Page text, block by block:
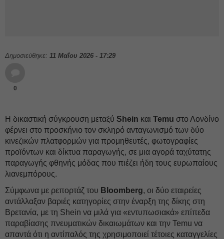
Δημοσιεύθηκε: 11 Μαΐου 2026 - 17:29
0
Η δικαστική σύγκρουση μεταξύ Shein και Temu στο Λονδίνο
φέρνει στο προσκήνιο τον σκληρό ανταγωνισμό των δύο
κινεζικών πλατφορμών για προμηθευτές, φωτογραφίες
προϊόντων και δίκτυα παραγωγής, σε μια αγορά ταχύτατης
παραγωγής φθηνής μόδας που πιέζει ήδη τους ευρωπαίους
λιανεμπόρους.
Σύμφωνα με ρεπορτάζ του Bloomberg, οι δύο εταιρείες
αντάλλαξαν βαριές κατηγορίες στην έναρξη της δίκης στη
Βρετανία, με τη Shein να μιλά για «εντυπωσιακά» επίπεδα
παραβίασης πνευματικών δικαιωμάτων και την Temu να
απαντά ότι η αντίπαλός της χρησιμοποιεί τέτοιες καταγγελίες